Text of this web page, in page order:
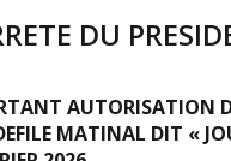
DU
AUTORISATION
MATINAL DIT «